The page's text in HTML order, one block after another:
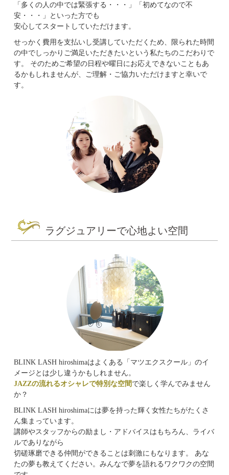
「多くの人の中では緊張する・・・」「初めてなので不
安・・・」といった方でも
安心してスタートしていただけます。
せっかく費用を支払いし受講していただくため、限られた時間
の中でしっかりご満足いただきたいという私たちのこだわりで
す。 そのためご希望の日程や曜日にお応えできないこともあ
るかもしれませんが、ご理解・ご協力いただけますと幸いで
す。
ラグジュアリーで心地よい空間
BLINK LASH hiroshimaはよくある「マツエクスクール」のイ
メージとは少し違うかもしれません。
JAZZの流れるオシャレで特別な空間 で楽しく学んでみません
か？
BLINK LASH hiroshimaには夢を持った輝く女性たちがたくさ
ん集まっています。
講師やスタッフからの励まし・アドバイスはもちろん、ライバ
ルでありながら
切磋琢磨できる仲間ができることは刺激にもなります。 あな
たの夢も教えてください。みんなで夢を語れるワクワクの空間